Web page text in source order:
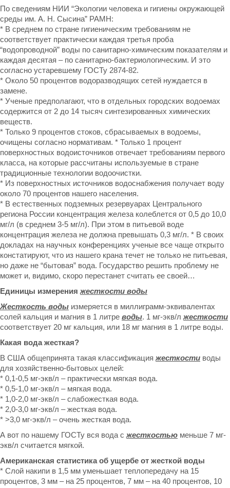
По сведениям НИИ “Экологии человека и гигиены окружающей
среды им. А. Н. Сысина” РАМН:
* В среднем по стране гигиеническим требованиям не
соответствует практически каждая третья проба
“водопроводной” воды по санитарно-химическим показателям и
каждая десятая – по санитарно-бактериологическим. И это
согласно устаревшему ГОСТу 2874-82.
* Около 50 процентов водоразводящих сетей нуждается в
замене.
* Ученые предполагают, что в отдельных городских водоемах
содержится от 2 до 14 тысяч синтезированных химических
веществ.
* Только 9 процентов стоков, сбрасываемых в водоемы,
очищены согласно нормативам. * Только 1 процент
поверхностных водоисточников отвечает требованиям первого
класса, на которые рассчитаны используемые в стране
традиционные технологии водоочистки.
* Из поверхностных источников водоснабжения получает воду
около 70 процентов нашего населения.
* В естественных подземных резервуарах Центрального
региона России концентрация железа колеблется от 0,5 до 10,0
мг/л (в среднем 3-5 мг/л). При этом в питьевой воде
концентрация железа не должна превышать 0,3 мг/л. * В своих
докладах на научных конференциях ученые все чаще открыто
констатируют, что из нашего крана течет не только не питьевая,
но даже не “бытовая” вода. Государство решить проблему не
может и, видимо, скоро перестанет считать ее своей…
Единицы измерения жесткости воды
Жесткость воды измеряется в миллиграмм-эквивалентах
солей кальция и магния в 1 литре воды. 1 мг-экв/л жесткости
соответствует 20 мг кальция, или 18 мг магния в 1 литре воды.
Какая вода жесткая?
В США общепринята такая классификация жесткости воды
для хозяйственно-бытовых целей:
* 0,1-0,5 мг-экв/л – практически мягкая вода.
* 0,5-1,0 мг-экв/л – мягкая вода.
* 1,0-2,0 мг-экв/л – слабожесткая вода.
* 2,0-3,0 мг-экв/л – жесткая вода.
* >3,0 мг-экв/л – очень жесткая вода.
А вот по нашему ГОСТу вся вода с жесткостью меньше 7 мг-
экв/л считается мягкой.
Американская статистика об ущербе от жесткой воды
* Слой накипи в 1,5 мм уменьшает теплопередачу на 15
процентов, 3 мм – на 25 процентов, 7 мм – на 40 процентов, 10